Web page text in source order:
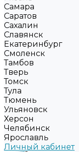
Самара
Саратов
Сахалин
Славянск
Екатеринбург
Смоленск
Тамбов
Тверь
Томск
Тула
Тюмень
Ульяновск
Херсон
Челябинск
Ярославль
Личный кабинет